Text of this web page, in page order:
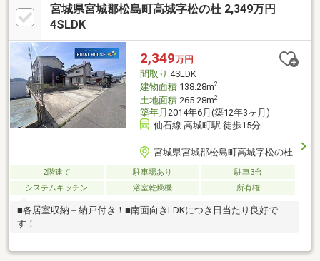
宮城県宮城郡松島町高城字松の杜 2,349万円
4SLDK
2,349万円
間取り 4SLDK
建物面積138.28m2
土地面積265.28m2
築年月 2014年6月(築12年3ヶ月)
仙石線 高城町駅 徒歩15分
宮城県宮城郡松島町高城字松の杜
2階建て 駐車場あり
駐車3台
システムキッチン
浴室乾燥機 所有権
■各居室収納＋納戸付き！■南面向きLDKにつき日当たり良好で
す！